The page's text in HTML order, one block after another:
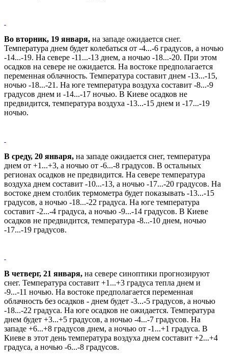
Во вторник, 19 января, на западе ожидается снег.
Температура днем будет колебаться от -4...-6 градусов, а ночью
-14...-19. На севере -11...-13 днем, а ночью -18...-20. При этом
осадков на севере не ожидается. На востоке предполагается
переменная облачность. Температура составит днем -13...-15,
ночью -18...-21. На юге температура воздуха составит -8...-9
градусов днем и -14...-17 ночью. В Киеве осадков не
предвидится, температура воздуха -13...-15 днем и -17...-19
ночью.
В среду, 20 января, на западе ожидается снег, температура
днем от +1...+3, а ночью от -6...-8 градусов. В остальных
регионах осадков не предвидится. На севере температура
воздуха днем составит -10...-13, а ночью -17...-20 градусов. На
востоке днем столбик термометра будет показывать -13...-15
градусов, а ночью -18...-22 градуса. На юге температура
составит -2...-4 градуса, а ночью -9...-14 градусов. В Киеве
осадков не предвидится, температура -8...-10 днем, ночью
-17...-19 градусов.
В четверг, 21 января, на севере синоптики прогнозируют
снег. Температура составит +1...+3 градуса тепла днем и
-9...-11 ночью. На востоке предполагается переменная
облачность без осадков - днем будет -3...-5 градусов, а ночью
-18...-22 градуса. На юге осадков не ожидается. Температура
днем будет +3...+5 градусов, а ночью -4...-7 градусов. На
западе +6...+8 градусов днем, а ночью от -1...+1 градуса. В
Киеве в этот день температура воздуха днем составит +2...+4
градуса, а ночью -6...-8 градусов.